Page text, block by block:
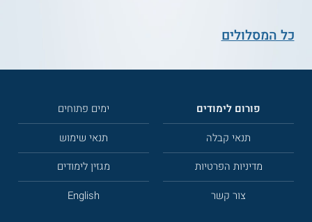
כל המסלולים
פורום לימודים
ימים פתוחים
תנאי קבלה
תנאי שימוש
מדיניות הפרטיות
מגזין לימודים
צור קשר
English